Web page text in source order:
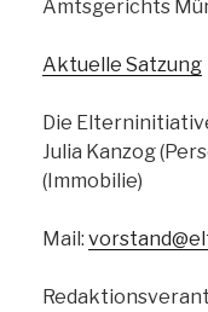
Amtsgerichts
Aktuelle Satzung
Die
Julia Kanzog
(Immobilie)
Mail: